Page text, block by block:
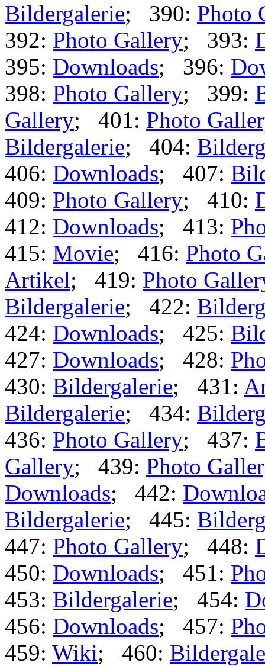
Bildergalerie; 390: Photo
392: Photo Gallery; 393:
395: Downloads; 396:
398: Photo Gallery; 399:
Gallery; 401: Photo
Bildergalerie; 404:
406: Downloads; 407:
409: Photo Gallery; 410:
412: Downloads; 413:
415: Movie; 416: Photo
Artikel; 419: Photo
Bildergalerie; 422:
424: Downloads; 425:
427: Downloads; 428:
430: Bildergalerie; 431:
Bildergalerie; 434:
436: Photo Gallery; 437:
Gallery; 439: Photo
Downloads; 442:
Bildergalerie; 445:
447: Photo Gallery; 448:
450: Downloads; 451:
453: Bildergalerie; 454:
456: Downloads; 457:
459: Wiki; 460: